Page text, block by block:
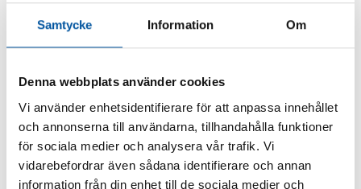
Samtycke Information Om
Denna webbplats använder cookies
Vi använder enhetsidentifierare för att anpassa innehållet
och annonserna till användarna, tillhandahålla funktioner
för sociala medier och analysera vår trafik. Vi
vidarebefordrar även sådana identifierare och annan
information från din enhet till de sociala medier och
MEHMET SIDAR KILIC
lagret@debe.se
BARAN HAMZA-KAHRAMAN